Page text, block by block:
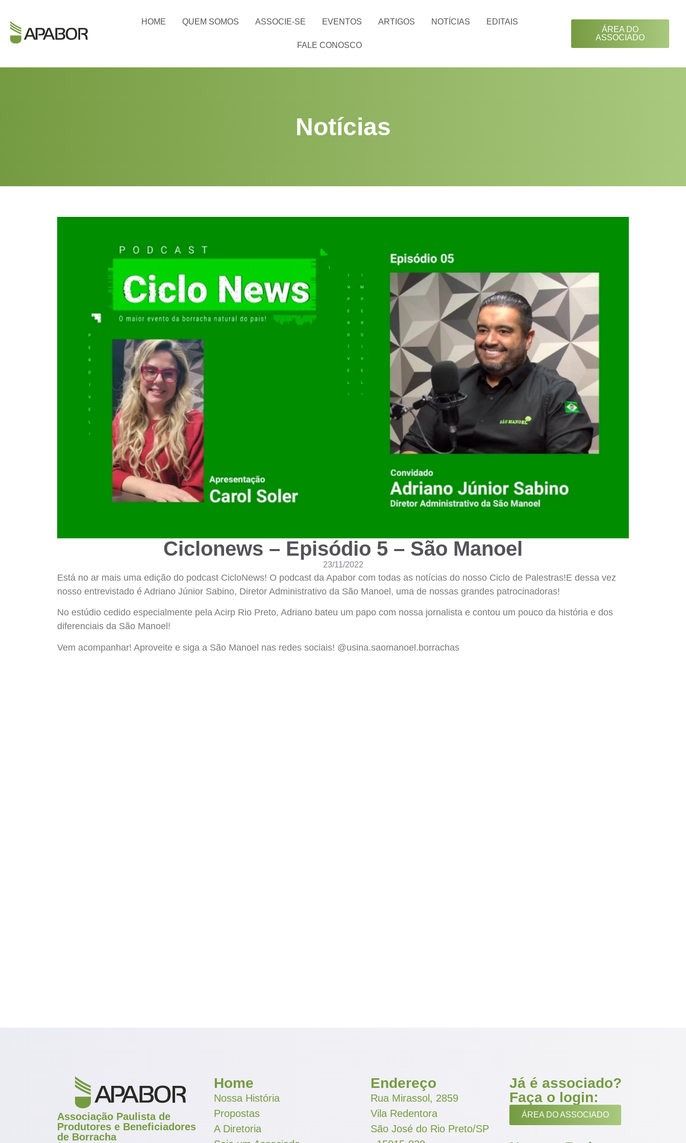
HOME QUEM SOMOS ASSOCIE-SE EVENTOS ARTIGOS NOTÍCIAS EDITAIS
FALE CONOSCO
ÁREA DO
ASSOCIADO
Notícias
Ciclonews – Episódio 5 – São Manoel
23/11/2022
Está no ar mais uma edição do podcast CicloNews! O podcast da Apabor com todas as notícias do nosso Ciclo de Palestras!E dessa vez
nosso entrevistado é Adriano Júnior Sabino, Diretor Administrativo da São Manoel, uma de nossas grandes patrocinadoras!
No estúdio cedido especialmente pela Acirp Rio Preto, Adriano bateu um papo com nossa jornalista e contou um pouco da história e dos
diferenciais da São Manoel!
Vem acompanhar! Aproveite e siga a São Manoel nas redes sociais! @usina.saomanoel.borrachas
Associação Paulista de
Produtores e Beneficiadores
de Borracha
Home
Nossa História
Propostas
A Diretoria
Endereço
Rua Mirassol, 2859
Vila Redentora
São José do Rio Preto/SP
Já é associado?
Faça o login:
ÁREA DO ASSOCIADO